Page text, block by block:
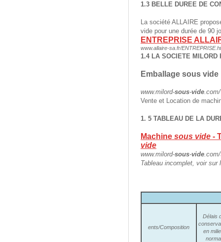
1.3 BELLE DUREE DE
La société ALLAIRE
vide pour une durée de 90
ENTREPRISE
www.allaire-sa.fr/
1.4 LA SOCIETE MILORD
Emballage sous vide
www.milord-sous-vide.com/
Vente et Location de
1. 5 TABLEAU DE LA
Machine sous vide -
vide
www.milord-sous-vide.com/
Tableau incomplet, voir
ents/Composition
Délais
en